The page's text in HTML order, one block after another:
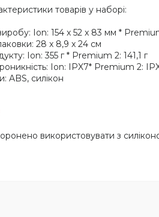
товарів у наборі:
Ion: 154 x 52 x 83 мм *
28 x 8,9 x 24 см
Ion: 355 г * Premium 2: 141,1 г
Ion: IPX7* Premium 2:
ABS, силікон
використовувати з